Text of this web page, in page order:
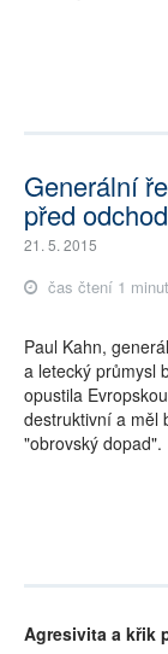
Generální
před
21. 5. 2015
čas čtení 1
Paul Kahn,
a letecký průmysl
opustila
destruktivní a měl
"obrovský dopad".
Agresivita a křik